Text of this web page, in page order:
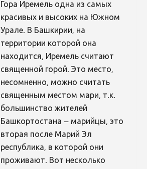
Гора Иремель одна из самых
красивых и высоких на Южном
Урале. В Башкирии, на
территории которой она
находится, Иремель считают
священной горой. Это место,
несомненно, можно считать
священным местом мари, т.к.
большинство жителей
Башкортостана – марийцы, это
вторая после Марий Эл
республика, в которой они
проживают. Вот несколько